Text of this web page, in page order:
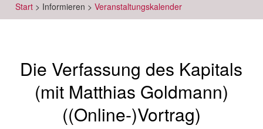
Start > Informieren > Veranstaltungskalender
Die Verfassung des Kapitals
(mit Matthias Goldmann)
((Online-)Vortrag)